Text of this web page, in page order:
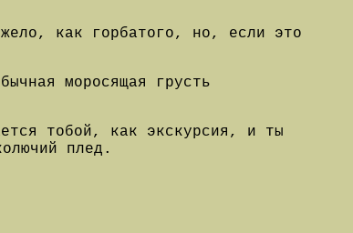
как горбатого, но, если это
моросящая грусть
тобой, как экскурсия, и ты
плед.